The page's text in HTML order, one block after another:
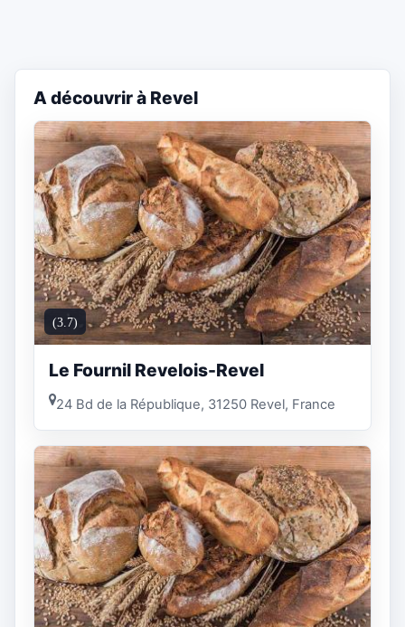
A découvrir à Revel
(3.7)
Le Fournil Revelois-Revel
24 Bd de la République, 31250 Revel, France